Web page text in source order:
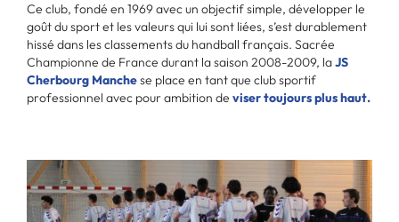
Ce club, fondé en 1969 avec un objectif simple, développer le
goût du sport et les valeurs qui lui sont liées, s’est durablement
hissé dans les classements du handball français. Sacrée
Championne de France durant la saison 2008-2009, laJS
Cherbourg Manchese place en tant que club sportif
professionnel avec pour ambition de viser toujours plus haut.